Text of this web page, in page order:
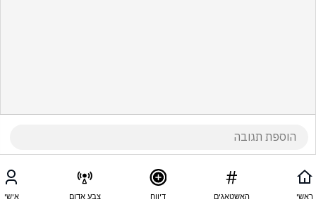
ראשי האשטאגים דיווח צבע אדום אישי